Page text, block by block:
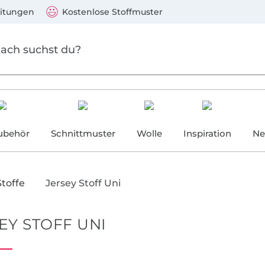
Kostenlose Stoffmuster
Schnittmuster Wolle Inspiration
Jersey Stoff Uni
STOFF UNI
Mastercard, PayPal, Giropay, Kauf auf Rechnung,